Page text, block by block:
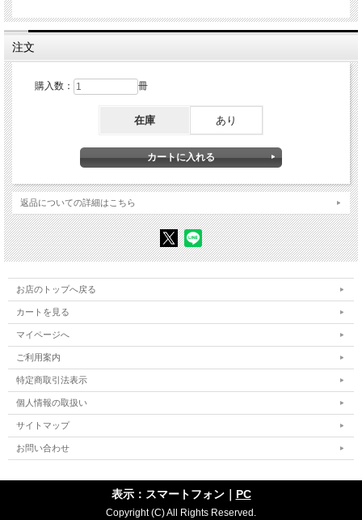
子」なのかを原点に溯って理解する必要がある。「宝子」という反語的表現は、愚
鈍な人間への啓示的表現なのだ。
「宝子」の叫びは、まさに神からの啓示として、私は受け止めたい。
第Ⅰ部 胎児性水俣病患者の叫び
〈座談会1〉胎児性患者からのメッセージ――「花が綺麗と思えるようになっ
松永幸一郎 金子雄二 永本賢二 長井勇 加賀田清子 協力＝加藤タケ子 司
会＝藤原良雄
〈座談会2〉受難に磨かれた母たち 胎児性患者家族会――水俣にコロニーを
「自立したい」訴え切実
長井チカエ 永本マサエ 川野ゆう子 金子スミ子／石牟礼道子 加藤タケ子
襟を正して聞く 人間を思う心――家族会に参加して 石牟礼道子
「家族会」の8年 加藤タケ子
〈座談会3〉自立した一人の市民として――「ほっとはうす」のなかまたちの挑
加賀田清子 金子雄二 長井勇 松永幸一郎 渡辺栄一 山添友枝 永本賢二
協力＝加藤タケ子 司会＝藤原良雄
胎児性患者50代、ケアホーム建設に挑戦 加藤タケ子
栄子理事長の志を宝物として――「人が大好き・水俣が大好き」 「ほっとは
うす」一同
胎児性の課題 さらに深刻に 加藤タケ子
祈りの言葉 永本賢二
公式確認半世紀と6年目の水俣から――世界に発信する祈りの言葉 加藤タケ
お父さん、ありがとう！――私が水俣病を自覚した時 永本賢二
第Ⅱ部 胎児性患者をめぐる歴史
注文
購入数： 冊
在庫 あり
返品についての詳細はこちら
お店のトップへ戻る
カートを見る
マイページへ
ご利用案内
特定商取引法表示
個人情報の取扱い
サイトマップ
お問い合わせ
表示：スマートフォン｜ PC
Copyright (C) All Rights Reserved.